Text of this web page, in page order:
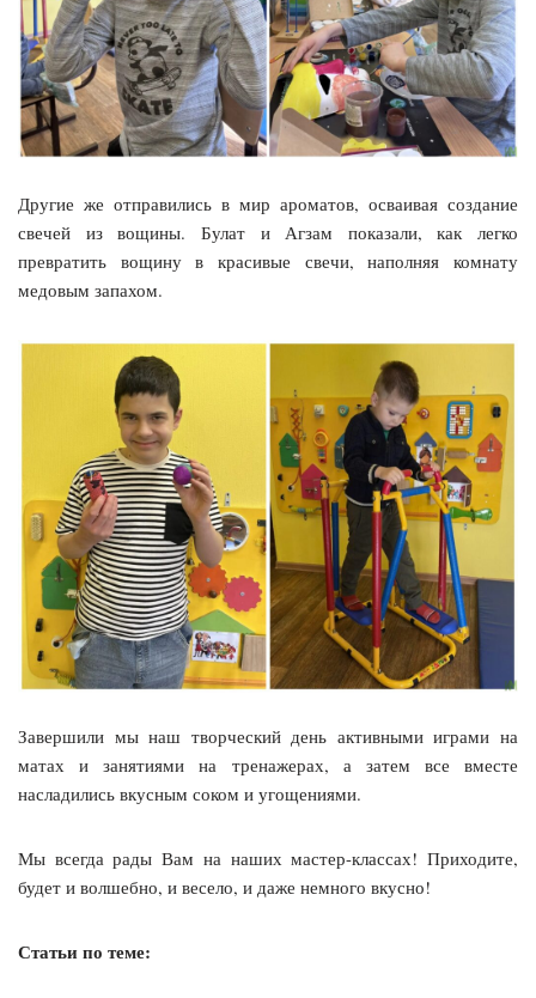
Другие же отправились в мир ароматов, осваивая создание
свечей из вощины. Булат и Агзам показали, как легко
превратить вощину в красивые свечи, наполняя комнату
медовым запахом.
Завершили мы наш творческий день активными играми на
матах и занятиями на тренажерах, а затем все вместе
насладились вкусным соком и угощениями.
Мы всегда рады Вам на наших мастер-классах! Приходите,
будет и волшебно, и весело, и даже немного вкусно!
Статьи по теме: